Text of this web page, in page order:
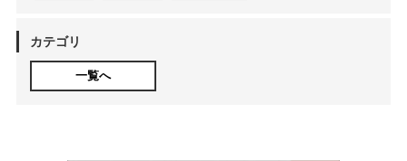
カテゴリ
一覧へ